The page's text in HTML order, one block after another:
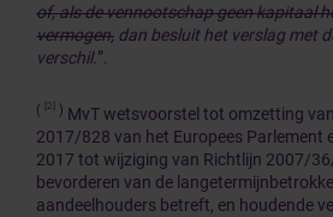
of, als de vennootschap geen kapitaal
vermogen, dan besluit het verslag met
verschil.”.
( [2] ) MvT wetsvoorstel tot omzetting
2017/828 van het Europees Parlement
2017 tot wijziging van Richtlijn 2007/
bevorderen van de
aandeelhouders betreft, en houdende